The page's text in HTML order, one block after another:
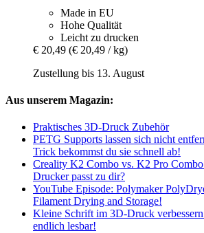
Made in EU
Hohe Qualität
Leicht zu drucken
€ 20,49 (€ 20,49 / kg)
Zustellung bis 13. August
Aus unserem Magazin:
Praktisches 3D-Druck Zubehör
PETG Supports lassen sich nicht
Trick bekommst du sie schnell ab!
Creality K2 Combo vs. K2 Pro
Drucker passt zu dir?
YouTube Episode: Polymaker
Filament Drying and Storage!
Kleine Schrift im 3D-Druck
endlich lesbar!